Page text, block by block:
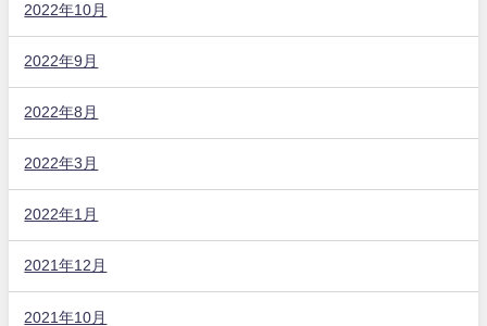
2022年10月
2022年9月
2022年8月
2022年3月
2022年1月
2021年12月
2021年10月